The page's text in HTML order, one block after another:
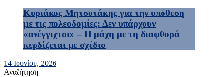
Κυριάκος Μητσοτάκης για την υπόθεση
με τις πολεοδομίες: Δεν υπάρχουν
«ανέγγιχτοι» – Η μάχη με τη διαφθορά
κερδίζεται με σχέδιο
14 Ιουνίου, 2026
Αναζήτηση